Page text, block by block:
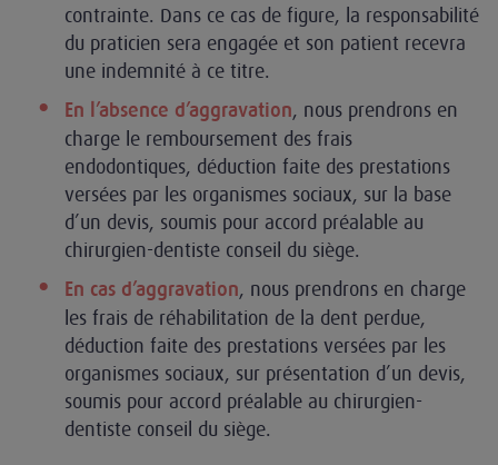
contrainte. Dans ce cas de figure, la responsabilité
du praticien sera engagée et son patient recevra
une indemnité à ce titre.
En l’absence d’aggravation, nous prendrons en
charge le remboursement des frais
endodontiques, déduction faite des prestations
versées par les organismes sociaux, sur la base
d’un devis, soumis pour accord préalable au
chirurgien-dentiste conseil du siège.
En cas d’aggravation, nous prendrons en charge
les frais de réhabilitation de la dent perdue,
déduction faite des prestations versées par les
organismes sociaux, sur présentation d’un devis,
soumis pour accord préalable au chirurgien-
dentiste conseil du siège.